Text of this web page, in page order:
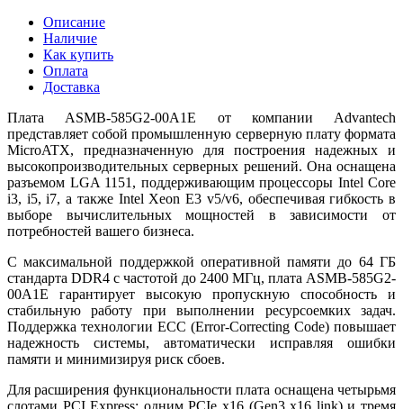
Описание
Наличие
Как купить
Оплата
Доставка
Плата ASMB-585G2-00A1E от компании Advantech
представляет собой промышленную серверную плату формата
MicroATX, предназначенную для построения надежных и
высокопроизводительных серверных решений. Она оснащена
разъемом LGA 1151, поддерживающим процессоры Intel Core
i3, i5, i7, а также Intel Xeon E3 v5/v6, обеспечивая гибкость в
выборе вычислительных мощностей в зависимости от
потребностей вашего бизнеса.
С максимальной поддержкой оперативной памяти до 64 ГБ
стандарта DDR4 с частотой до 2400 МГц, плата ASMB-585G2-
00A1E гарантирует высокую пропускную способность и
стабильную работу при выполнении ресурсоемких задач.
Поддержка технологии ECC (Error-Correcting Code) повышает
надежность системы, автоматически исправляя ошибки
памяти и минимизируя риск сбоев.
Для расширения функциональности плата оснащена четырьмя
слотами PCI Express: одним PCIe x16 (Gen3 x16 link) и тремя